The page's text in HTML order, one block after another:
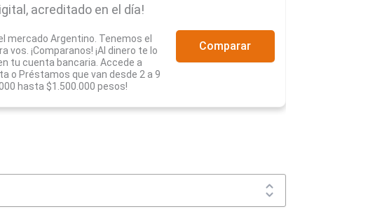
acreditado en el día!
mercado Argentino. Tenemos el
vos. ¡Comparanos! ¡Al dinero te lo
tu cuenta bancaria. Accede a
o Préstamos que van desde 2 a 9
hasta $1.500.000 pesos!
Comparar